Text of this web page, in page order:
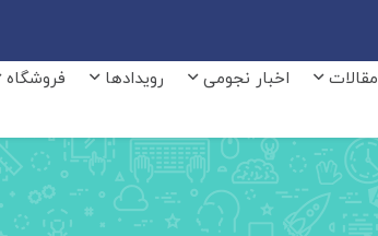
مقالات اخبار نجومی رویدادها فروشگاه